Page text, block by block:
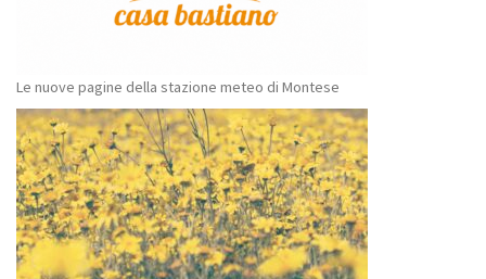
Le nuove pagine della stazione meteo di Montese